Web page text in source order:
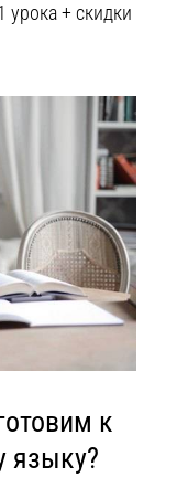
урока + скидки
к
языку?